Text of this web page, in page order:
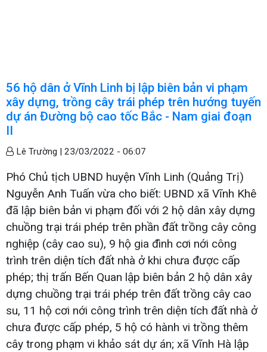
56 hộ dân ở Vĩnh Linh bị lập biên bản vi phạm
xây dựng, trồng cây trái phép trên hướng tuyến
dự án Đường bộ cao tốc Bắc - Nam giai đoạn
II
Lê Trường | 23/03/2022 - 06:07
Phó Chủ tịch UBND huyện Vĩnh Linh (Quảng Trị)
Nguyễn Anh Tuấn vừa cho biết: UBND xã Vĩnh Khê
đã lập biên bản vi phạm đối với 2 hộ dân xây dựng
chuồng trại trái phép trên phần đất trồng cây công
nghiệp (cây cao su), 9 hộ gia đình cơi nới công
trình trên diện tích đất nhà ở khi chưa được cấp
phép; thị trấn Bến Quan lập biên bản 2 hộ dân xây
dựng chuồng trại trái phép trên đất trồng cây cao
su, 11 hộ cơi nới công trình trên diện tích đất nhà ở
chưa được cấp phép, 5 hộ có hành vi trồng thêm
cây trong phạm vi khảo sát dự án; xã Vĩnh Hà lập